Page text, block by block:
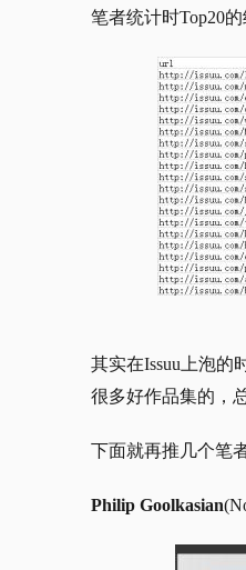
笔者统计时Top20的
其实在Issuu上泡的
很多好作品集的，
下面就再推几个笔
Philip Goolkasian